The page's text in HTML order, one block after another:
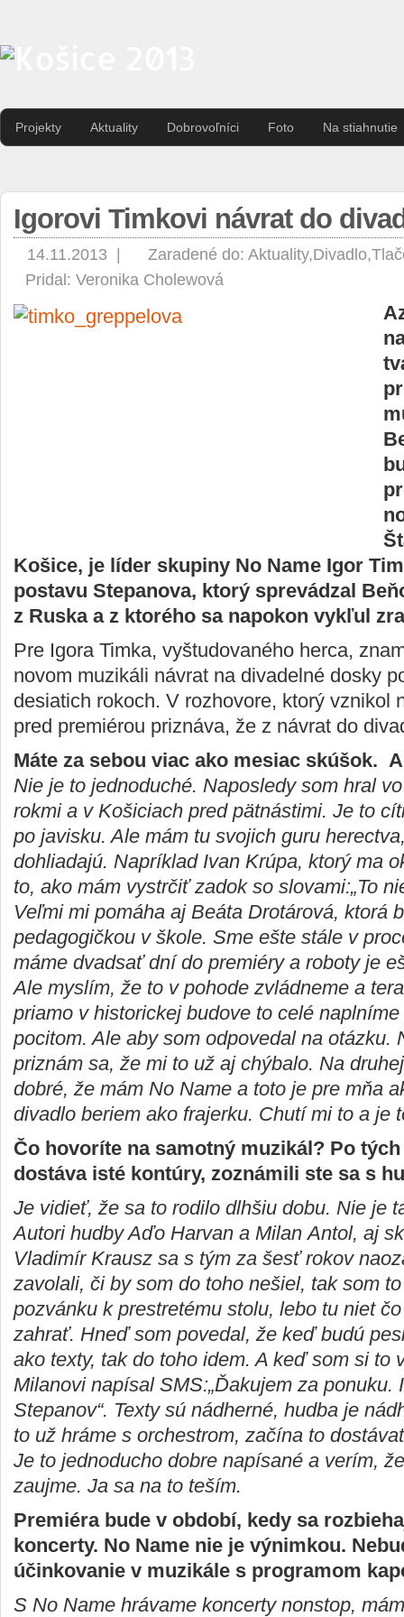
Projekty Aktuality Dobrovoľníci Foto Na stiahnutie
Igorovi Timkovi návrat do
14.11.2013 | Zaradené do: Aktuality,Divadlo,
Pridal: Veronika Cholewová
Košice, je líder skupiny No Name Igor
postavu Stepanova, ktorý sprevádzal
z Ruska a z ktorého sa napokon vykľul
Pre Igora Timka, vyštudovaného herca,
novom muzikáli návrat na divadelné dosky
desiatich rokoch. V rozhovore, ktorý vznikol
pred premiérou priznáva, že z návrat do
Máte za sebou viac ako mesiac skúšok.
Nie je to jednoduché. Naposledy som hral
rokmi a v Košiciach pred pätnástimi. Je to
po javisku. Ale mám tu svojich guru
dohliadajú. Napríklad Ivan Krúpa, ktorý ma
to, ako mám vystrčiť zadok so slovami:„To
Veľmi mi pomáha aj Beáta Drotárová, ktorá
pedagogičkou v škole. Sme ešte stále v
máme dvadsať dní do premiéry a roboty je
Ale myslím, že to v pohode zvládneme a
priamo v historickej budove to celé
pocitom. Ale aby som odpovedal na otázku.
priznám sa, že mi to už aj chýbalo. Na
dobré, že mám No Name a toto je pre mňa
divadlo beriem ako frajerku. Chutí mi to a je
Čo hovoríte na samotný muzikál? Po
dostáva isté kontúry, zoznámili ste sa s
Je vidieť, že sa to rodilo dlhšiu dobu. Nie je
Autori hudby Aďo Harvan a Milan Antol, aj
Vladimír Krausz sa s tým za šesť rokov
zavolali, či by som do toho nešiel, tak som
pozvánku k prestretému stolu, lebo tu niet
zahrať. Hneď som povedal, že keď budú
ako texty, tak do toho idem. A keď som si to
Milanovi napísal SMS:„Ďakujem za ponuku.
Stepanov“. Texty sú nádherné, hudba je
to už hráme s orchestrom, začína to
Je to jednoducho dobre napísané a verím,
zaujme. Ja sa na to teším.
Premiéra bude v období, kedy sa
koncerty. No Name nie je výnimkou.
účinkovanie v muzikále s programom
S No Name hrávame koncerty nonstop,